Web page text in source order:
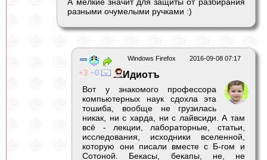
А мелкие значит для защиты от разбирания
разными очумелыми ручками :)
2016-09-08 07:17
Windows Firefox
3 0 Идиотъ
Вот у знакомого профессора
компьютерных наук сдохла эта
тошиба, вообще не грузилась
никак, ни с харда, ни с лайвсиди. А там
всё - лекции, лабораторные, статьи,
исследования, исходники вселенной,
которую они писали вместе с Б-гом и
Сотоной. Бекасы, бекапы, не, не